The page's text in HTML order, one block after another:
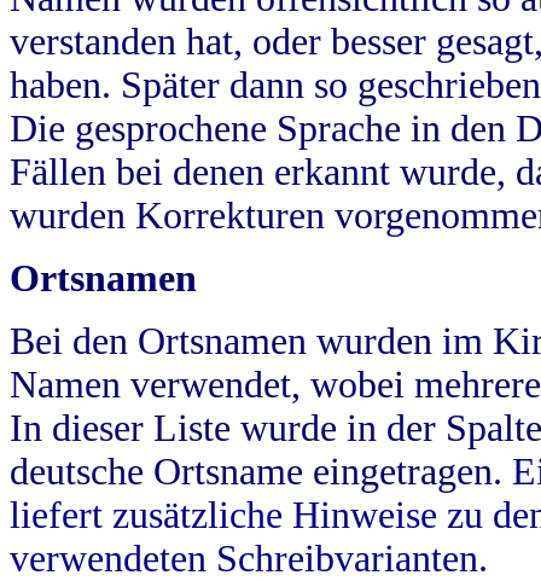
verstanden hat, oder besser
haben. Später dann so
Die gesprochene Sprache in
Fällen bei denen erkannt wurde,
wurden Korrekturen
Ortsnamen
Bei den Ortsnamen wurden im
Namen verwendet, wobei
In dieser Liste wurde in der
deutsche Ortsname eingetragen.
liefert zusätzliche Hinweise zu
verwendeten Schreibvarianten.